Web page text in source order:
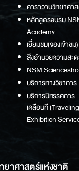
คาราวานวิทยาศา
หลักสูตรอบรม
Academy
เยี่ยมชม(จองเข้าชม)
สิ่งอำนวยความสะ
NSM
บริการทางวิชาการ
บริการนิทรรศการ
เคลื่อนที่ (Traveling
Exhibition
าศาสตร์แห่งชาติ